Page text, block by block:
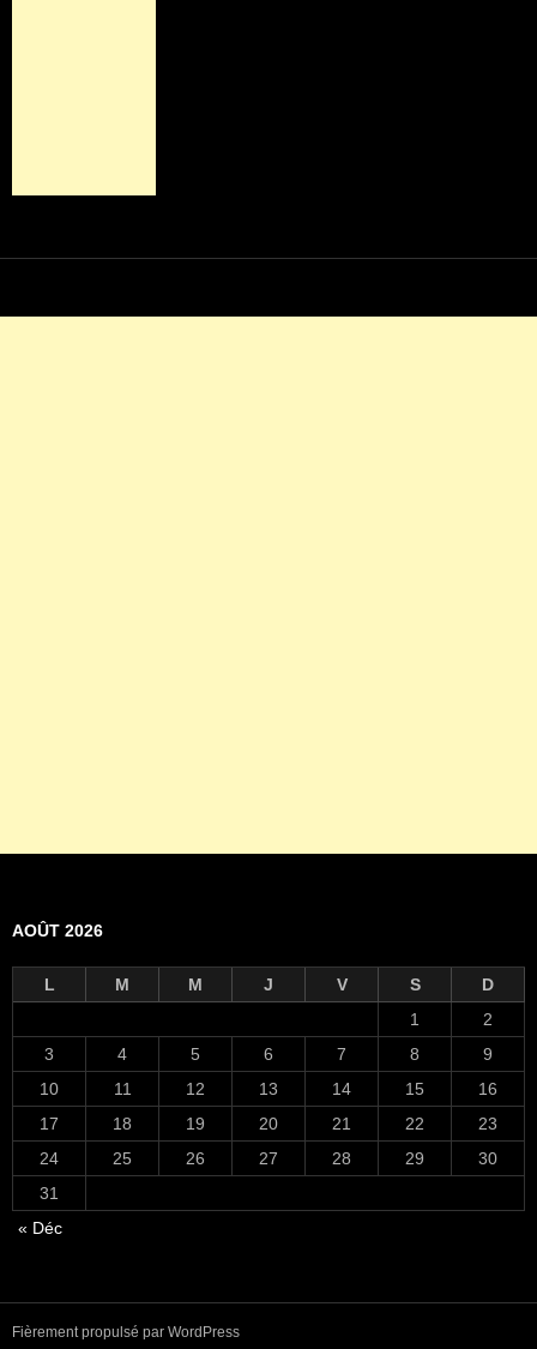
AOÛT 2026
L M M J V S
D
1
2
3
4 5 6 7 8
9
10
11 12 13 14 15
16
17
18 19 20 21 22
23
24
25 26 27 28 29
30
31
« Déc
Fièrement propulsé par WordPress